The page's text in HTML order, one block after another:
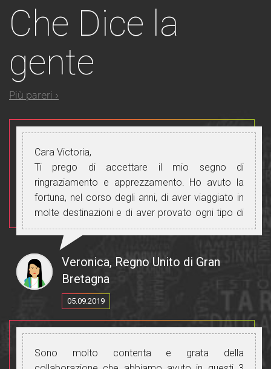
Che Dice la
gente
Più pareri ›
Cara Victoria,
Ti prego di accettare il mio segno di
ringraziamento e apprezzamento. Ho avuto la
fortuna, nel corso degli anni, di aver viaggiato in
molte destinazioni e di aver provato ogni tipo di
guida. Secondo me sei proprio in cima, uno dei
pochissimi selezionati che riescono a "farlo
bene".
Come ogni lavoro specializzato, guidare è
qualcosa che, se fatto bene, sembra facile! Io e
te sappiamo che non è così; è una professione
dura ed esigente che pochi individui svolgono
adeguatamente e ancora meno bene. Quasi
nessuno fa un lavoro così eccezionale che i suoi
clienti si sentono curati, sicuri, apprezzati e
Veronica, Regno Unito di Gran
Bretagna
05.09.2019
Sono molto contenta e grata della